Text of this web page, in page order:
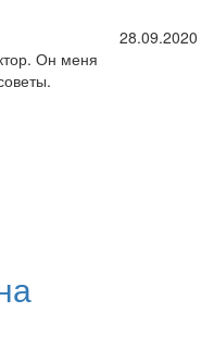
28.09.2020
Он меня